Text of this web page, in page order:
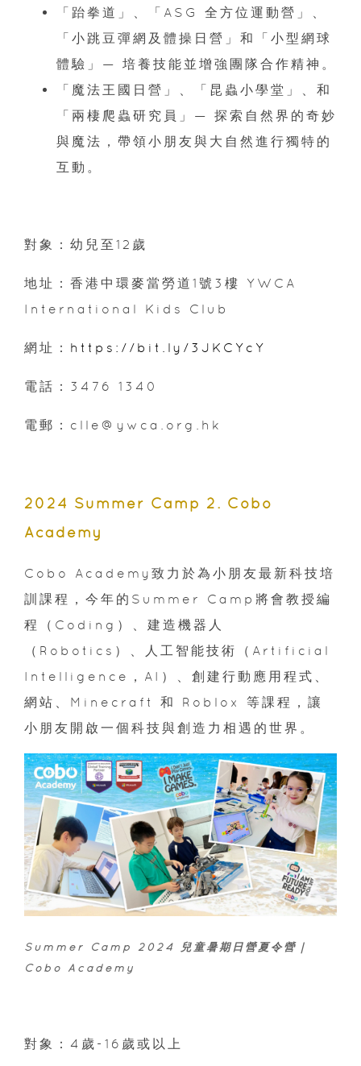
「跆拳道」、「ASG 全方位運動營」、
「小跳豆彈網及體操日營」和「小型網球
體驗」— 培養技能並增強團隊合作精神。
「魔法王國日營」、「昆蟲小學堂」、和
「兩棲爬蟲研究員」— 探索自然界的奇妙
與魔法，帶領小朋友與大自然進行獨特的
互動。
對象：幼兒至12歲
地址：香港中環麥當勞道1號3樓 YWCA
International Kids Club
網址： https://bit.ly/3JKCYcY
電話：3476 1340
電郵：clle@ywca.org.hk
2024 Summer Camp 2. Cobo
Academy
Cobo Academy致力於為小朋友最新科技培
訓課程，今年的Summer Camp將會教授編
程（Coding）、建造機器人
（Robotics）、人工智能技術（Artificial
Intelligence，AI）、創建行動應用程式、
網站、Minecraft 和 Roblox 等課程，讓
小朋友開啟一個科技與創造力相遇的世界。
Summer Camp 2024 兒童暑期日營夏令營｜
Cobo Academy
對象：4歲-16歲或以上